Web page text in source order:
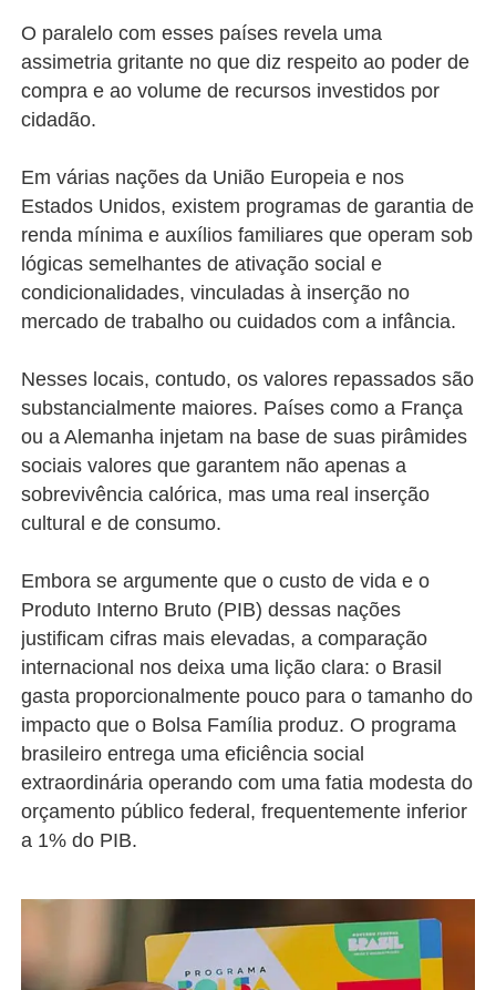
O paralelo com esses países revela uma
assimetria gritante no que diz respeito ao poder de
compra e ao volume de recursos investidos por
cidadão.
Em várias nações da União Europeia e nos
Estados Unidos, existem programas de garantia de
renda mínima e auxílios familiares que operam sob
lógicas semelhantes de ativação social e
condicionalidades, vinculadas à inserção no
mercado de trabalho ou cuidados com a infância.
Nesses locais, contudo, os valores repassados são
substancialmente maiores. Países como a França
ou a Alemanha injetam na base de suas pirâmides
sociais valores que garantem não apenas a
sobrevivência calórica, mas uma real inserção
cultural e de consumo.
Embora se argumente que o custo de vida e o
Produto Interno Bruto (PIB) dessas nações
justificam cifras mais elevadas, a comparação
internacional nos deixa uma lição clara: o Brasil
gasta proporcionalmente pouco para o tamanho do
impacto que o Bolsa Família produz. O programa
brasileiro entrega uma eficiência social
extraordinária operando com uma fatia modesta do
orçamento público federal, frequentemente inferior
a 1% do PIB.